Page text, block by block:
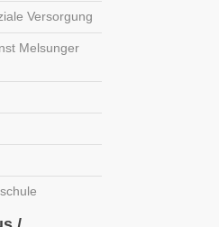
Versorgung
Melsunger